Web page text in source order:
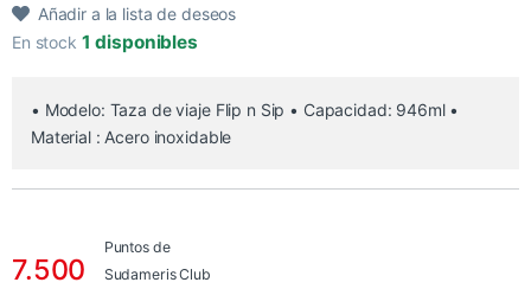
Añadir a la lista de deseos
En stock 1 disponibles
• Modelo: Taza de viaje Flip n Sip • Capacidad: 946ml •
Material : Acero inoxidable
7.500
Puntos de
Sudameris Club